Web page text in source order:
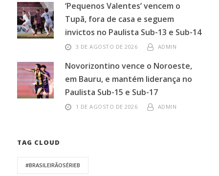
‘Pequenos Valentes’ vencem o
Tupã, fora de casa e seguem
invictos no Paulista Sub-13 e Sub-14
3 DE AGOSTO DE 2026 ADMIN
Novorizontino vence o Noroeste,
em Bauru, e mantém liderança no
Paulista Sub-15 e Sub-17
1 DE AGOSTO DE 2026 ADMIN
TAG CLOUD
#BRASILEIRÃOSÉRIEB